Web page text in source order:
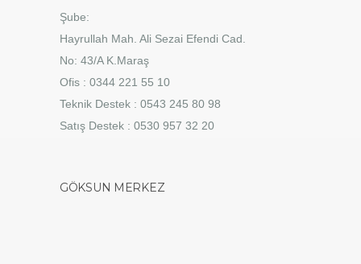
Şube:
Hayrullah Mah. Ali Sezai Efendi Cad.
No: 43/A K.Maraş
Ofis : 0344 221 55 10
Teknik Destek : 0543 245 80 98
Satış Destek : 0530 957 32 20
GÖKSUN MERKEZ